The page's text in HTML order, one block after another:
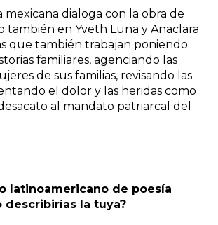
mexicana dialoga con la obra de
también en Yveth Luna y Anaclara
que también trabajan poniendo
familiares, agenciando las
de sus familias, revisando las
el dolor y las heridas como
al mandato patriarcal del
latinoamericano de poesía
describirías la tuya?